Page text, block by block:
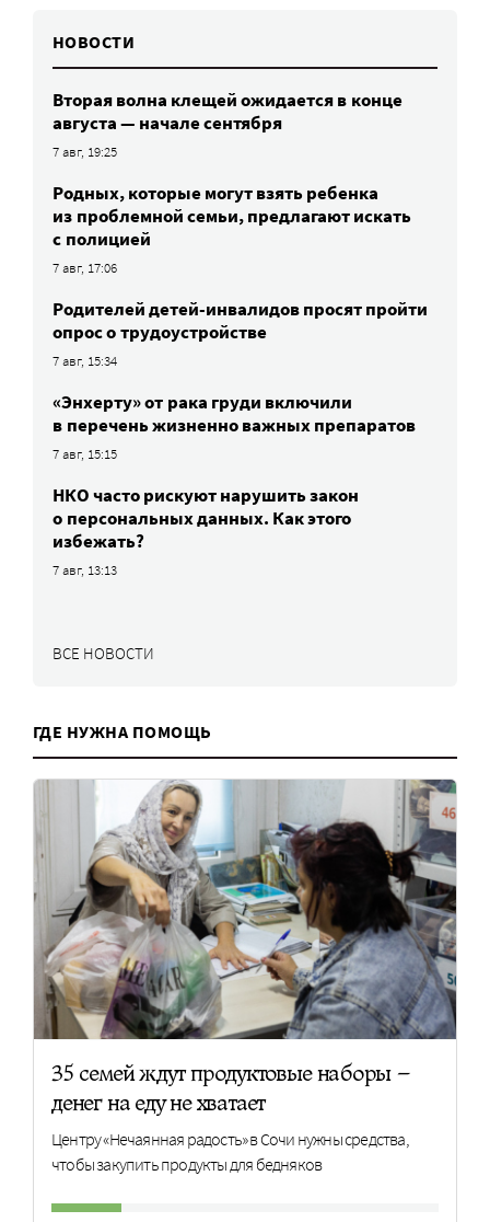
НОВОСТИ
Вторая волна клещей ожидается в конце
августа — начале сентября
7 авг, 19:25
Родных, которые могут взять ребенка
из проблемной семьи, предлагают искать
с полицией
7 авг, 17:06
Родителей детей-инвалидов просят пройти
опрос о трудоустройстве
7 авг, 15:34
«Энхерту» от рака груди включили
в перечень жизненно важных препаратов
7 авг, 15:15
НКО часто рискуют нарушить закон
о персональных данных. Как этого
избежать?
7 авг, 13:13
ВСЕ НОВОСТИ
ГДЕ НУЖНА ПОМОЩЬ
35 семей ждут продуктовые наборы –
денег на еду не хватает
Центру «Нечаянная радость» в Сочи нужны средства,
чтобы закупить продукты для бедняков